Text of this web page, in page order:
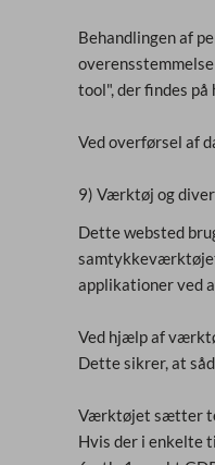
Behandlingen af
tool", der findes
Ved overførsel af
9) Værktøj og
Dette websted
applikationer ved
Ved hjælp af
Dette sikrer, at
Værktøjet sætter
Hvis der i enkelte